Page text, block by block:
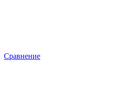
Сравнение